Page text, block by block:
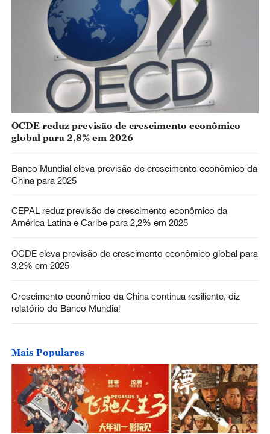
OCDE reduz previsão de crescimento econômico
global para 2,8% em 2026
Banco Mundial eleva previsão de crescimento econômico da
China para 2025
CEPAL reduz previsão de crescimento econômico da
América Latina e Caribe para 2,2% em 2025
OCDE eleva previsão de crescimento econômico global para
3,2% em 2025
Crescimento econômico da China continua resiliente, diz
relatório do Banco Mundial
Mais Populares